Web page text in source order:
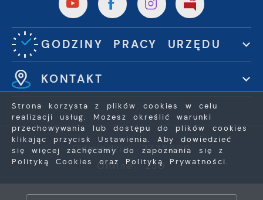
GODZINY PRACY URZĘDU
KONTAKT
Odwiedzin: 3735999
Online: 230
Strona korzysta z plików cookies w celu
realizacji usług. Możesz określić warunki
przechowywania lub dostępu do plików cookies
klikając przycisk Ustawienia. Aby dowiedzieć
się więcej zachęcamy do zapoznania się z
Polityką Cookies oraz Polityką Prywatności.